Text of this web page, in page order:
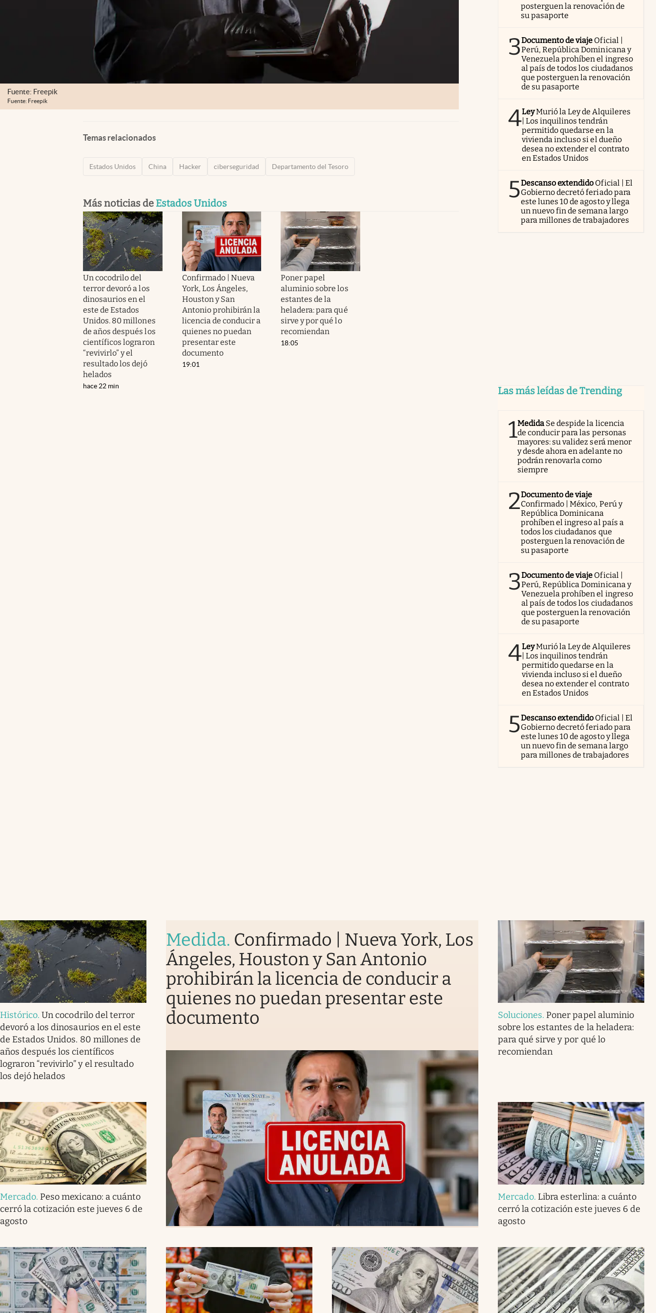
Fuente: Freepik
Fuente: Freepik
Temas relacionados
Estados Unidos China Hacker ciberseguridad Departamento del Tesoro
Más noticias de Estados Unidos
Un cocodrilo del
terror devoró a los
dinosaurios en el
este de Estados
Unidos. 80 millones
de años después los
científicos lograron
“revivirlo” y el
resultado los dejó
helados
hace 22 min
Confirmado | Nueva
York, Los Ángeles,
Houston y San
Antonio prohibirán la
licencia de conducir a
quienes no puedan
presentar este
documento
19:01
Poner papel
aluminio sobre los
estantes de la
heladera: para qué
sirve y por qué lo
recomiendan
18:05
posterguen la renovación de
su pasaporte
3Documento de viaje Oficial |
Perú, República Dominicana y
Venezuela prohíben el ingreso
al país de todos los ciudadanos
que posterguen la renovación
de su pasaporte
4LeyMurió la Ley de Alquileres
| Los inquilinos tendrán
permitido quedarse en la
vivienda incluso si el dueño
desea no extender el contrato
en Estados Unidos
5Descanso extendido Oficial | El
Gobierno decretó feriado para
este lunes 10 de agosto y llega
un nuevo fin de semana largo
para millones de trabajadores
Las más leídas de Trending
1Medida Se despide la licencia
de conducir para las personas
mayores: su validez será menor
y desde ahora en adelante no
podrán renovarla como
siempre
2Documento de viaje
Confirmado | México, Perú y
República Dominicana
prohíben el ingreso al país a
todos los ciudadanos que
posterguen la renovación de
su pasaporte
3Documento de viaje Oficial |
Perú, República Dominicana y
Venezuela prohíben el ingreso
al país de todos los ciudadanos
que posterguen la renovación
de su pasaporte
4LeyMurió la Ley de Alquileres
| Los inquilinos tendrán
permitido quedarse en la
vivienda incluso si el dueño
desea no extender el contrato
en Estados Unidos
5Descanso extendido Oficial | El
Gobierno decretó feriado para
este lunes 10 de agosto y llega
un nuevo fin de semana largo
para millones de trabajadores
Histórico.Un cocodrilo del terror
devoró a los dinosaurios en el este
de Estados Unidos. 80 millones de
años después los científicos
lograron “revivirlo” y el resultado
los dejó helados
Medida. Confirmado | Nueva York, Los
Ángeles, Houston y San Antonio
prohibirán la licencia de conducir a
quienes no puedan presentar este
documento
Soluciones. Poner papel aluminio
sobre los estantes de la heladera:
para qué sirve y por qué lo
recomiendan
Mercado. Peso mexicano: a cuánto
cerró la cotización este jueves 6 de
agosto
Mercado. Libra esterlina: a cuánto
cerró la cotización este jueves 6 de
agosto